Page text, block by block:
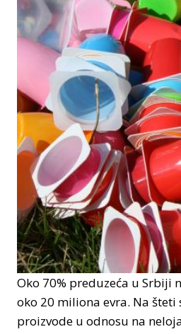
Oko 70% preduzeća u Srbiji
oko 20 miliona evra. Na
proizvode u odnosu na